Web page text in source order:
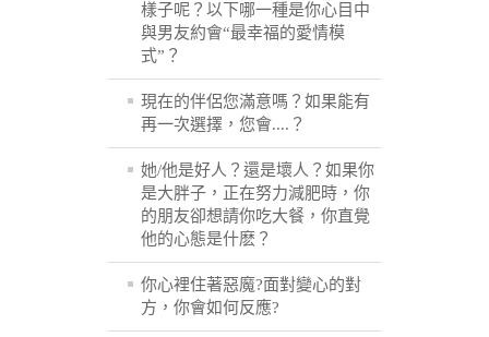
樣子呢？以下哪一種是你心目中
與男友約會“最幸福的愛情模
式”？
現在的伴侶您滿意嗎？如果能有
再一次選擇，您會....？
她/他是好人？還是壞人？如果你
是大胖子，正在努力減肥時，你
的朋友卻想請你吃大餐，你直覺
他的心態是什麽？
你心裡住著惡魔?面對變心的對
方，你會如何反應?